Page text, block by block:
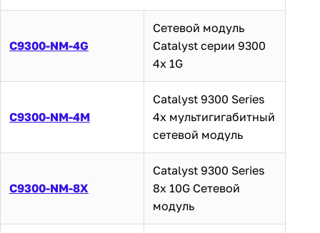
C9300-NM-4G
Сетевой модуль
Catalyst серии 9300
4x 1G
C9300-NM-4M
Catalyst 9300 Series
4x мультигигабитный
сетевой модуль
C9300-NM-8X
Catalyst 9300 Series
8x 10G Сетевой
модуль